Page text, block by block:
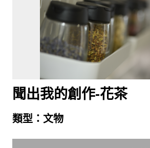
聞出我的創作-花茶
類型： 文物